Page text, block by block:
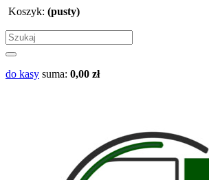
Koszyk: (pusty)
do kasy suma: 0,00 zł